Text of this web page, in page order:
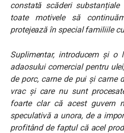
constată scăderi
toate motivele să
protejează în special familiile
Suplimentar, introducem și
adaosului comercial pentru
de porc, carne de pui și carne
vrac și care nu sunt
foarte clar că acest guvern
speculativă a unora, de a
profitând de faptul că acel